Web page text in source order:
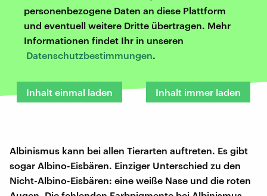
personenbezogene Daten an diese Plattform
und eventuell weitere Dritte übertragen. Mehr
Informationen findet Ihr in unseren
Datenschutzbestimmungen.
Inhalt einmal laden Inhalt immer laden
Albinismus kann bei allen Tierarten auftreten. Es gibt
sogar Albino-Eisbären. Einziger Unterschied zu den
Nicht-Albino-Eisbären: eine weiße Nase und die roten